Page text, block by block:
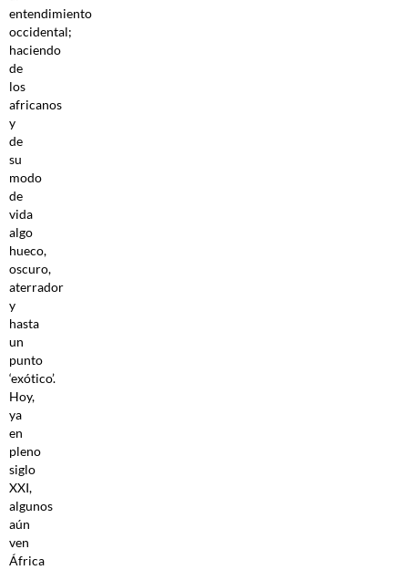
entendimiento
occidental;
haciendo
de
los
africanos
y
de
su
modo
de
vida
algo
hueco,
oscuro,
aterrador
y
hasta
un
punto
‘exótico’.
Hoy,
ya
en
pleno
siglo
XXI,
algunos
aún
ven
África